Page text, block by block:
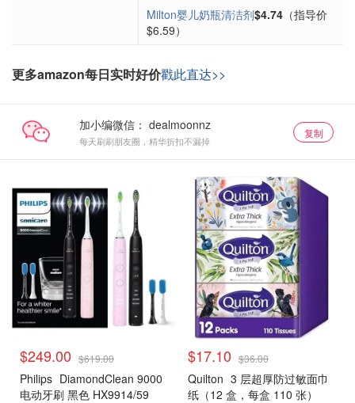
Milton婴儿奶瓶清洁剂$4.74 （指导价
$6.59）
更多amazon每日实时好价戳此直达>>
加小编微信：
每天刷刷朋友圈，精华折扣不漏掉
复制
$249.00 $619.00
Philips DiamondClean 9000
电动牙刷 黑色 HX9914/59
$17.10 $36.00
Quilton 3 层超厚防过敏面巾
纸（12 盒，每盒 110 张）